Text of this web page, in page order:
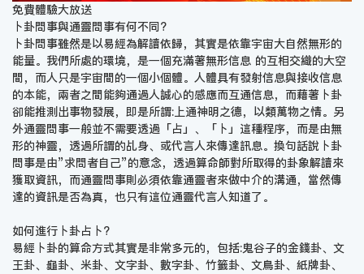
免費體驗大放送
卜卦問事與通靈問事有何不同?
卜卦問事雖然是以易經為解讀依歸，其實是依靠宇宙大自然無形的
能量。我們所處的環境，是一個充滿著無形信息 的互相交織的大空
間，而人只是宇宙間的一個小個體。人體具有發射信息與接收信息
的本能，兩者之間能夠通過人誠心的感應而互通信息，而藉著卜卦
卻能推測出事物發展，即是所謂:上通神明之德，以類萬物之情。另
外通靈問事一般並不需要透過「占」、「卜」這種程序，而是由無
形的神靈，透過所謂的乩身、或代言人來傳達訊息。換句話說卜卦
問事是由”求問者自己”的意念，透過算命師對所取得的卦象解讀來
獲取資訊，而通靈問事則必須依靠通靈者來做中介的溝通，當然傳
達的資訊是否為真，也只有這位通靈代言人知道了。
如何進行卜卦占卜?
易經卜卦的算命方式其實是非常多元的，包括:鬼谷子的金錢卦、文
王卦、龜卦、米卦、文字卦、數字卦、竹籤卦、文鳥卦、紙牌卦、